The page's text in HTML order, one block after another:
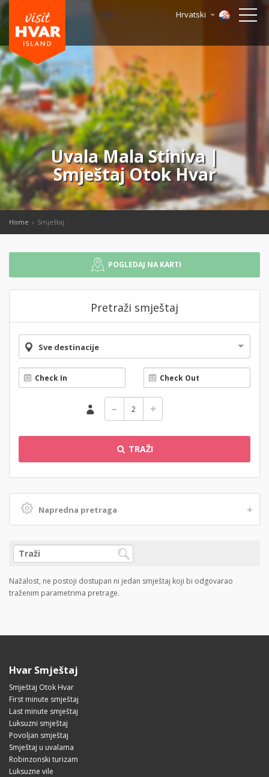
Hrvatski
Uvala Mala Stiniva |
Smještaj Otok Hvar
Home Smještaj
POGLEDAJ NA KARTI
Pretraži smještaj
Sve destinacije
TRAŽI
Napredna pretraga
Nažalost, ne postoji dostupan ni jedan smještaj koji bi odgovarao
traženim parametrima pretrage.
Hvar Smještaj
Smještaj Otok Hvar
First minute smještaj
Last minute smještaj
Luksuzni smještaj
Povoljan smještaj
Smještaj u uvalama
Robinzonski turizam
Luksuzne vile